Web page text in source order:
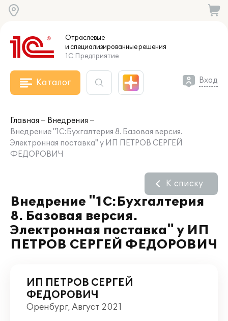
Отраслевые
и специализированныерешения
1С:Предприятие
Каталог Вход
Главная
Внедрения
Внедрение "1С:Бухгалтерия 8. Базовая версия.
Электронная поставка" у ИП ПЕТРОВ СЕРГЕЙ
ФЕДОРОВИЧ
Внедрение "1С:Бухгалтерия
8. Базовая версия.
Электронная поставка" у ИП
ПЕТРОВ СЕРГЕЙ ФЕДОРОВИЧ
К списку
ИП ПЕТРОВ СЕРГЕЙ
ФЕДОРОВИЧ
Оренбург, Август 2021